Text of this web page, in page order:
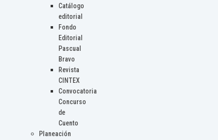
Catálogo
editorial
Fondo
Editorial
Pascual
Bravo
Revista
CINTEX
Convocatoria
Concurso
de
Cuento
Planeación